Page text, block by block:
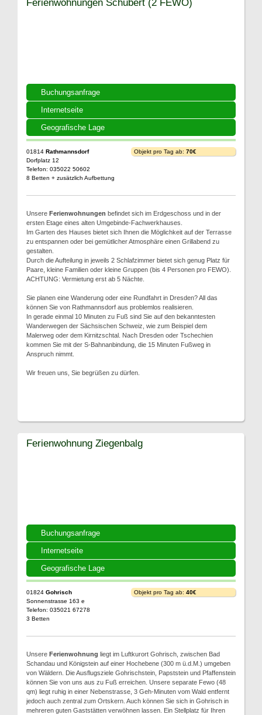
Buchungsanfrage
Internetseite
Geografische Lage
Ferienwohnungen Schubert (2 FEWO)
01814 Rathmannsdorf
Dorfplatz 12
Telefon: 035022 50602
8 Betten + zusätzlich Aufbettung
Objekt pro Tag ab: 70€
Unsere Ferienwohnungen befindet sich im Erdgeschoss und in der
ersten Etage eines alten Umgebinde-Fachwerkhauses.
Im Garten des Hauses bietet sich Ihnen die Möglichkeit auf der Terrasse
zu entspannen oder bei gemütlicher Atmosphäre einen Grillabend zu
gestalten.
Durch die Aufteilung in jeweils 2 Schlafzimmer bietet sich genug Platz für
Paare, kleine Familien oder kleine Gruppen (bis 4 Personen pro FEWO).
ACHTUNG: Vermietung erst ab 5 Nächte.
Sie planen eine Wanderung oder eine Rundfahrt in Dresden? All das
können Sie von Rathmannsdorf aus problemlos realisieren.
In gerade einmal 10 Minuten zu Fuß sind Sie auf den bekanntesten
Wanderwegen der Sächsischen Schweiz, wie zum Beispiel dem
Malerweg oder dem Kirnitzschtal. Nach Dresden oder Tschechien
kommen Sie mit der S-Bahnanbindung, die 15 Minuten Fußweg in
Anspruch nimmt.
Wir freuen uns, Sie begrüßen zu dürfen.
Buchungsanfrage
Internetseite
Geografische Lage
Ferienwohnung Ziegenbalg
01824 Gohrisch
Sonnenstrasse 163 e
Telefon: 035021 67278
3 Betten
Objekt pro Tag ab: 40€
Unsere Ferienwohnung liegt im Luftkurort Gohrisch, zwischen Bad
Schandau und Königstein auf einer Hochebene (300 m ü.d.M.) umgeben
von Wäldern. Die Ausflugsziele Gohrischstein, Papststein und Pfaffenstein
können Sie von uns aus zu Fuß erreichen. Unsere separate Fewo (48
qm) liegt ruhig in einer Nebenstrasse, 3 Geh-Minuten vom Wald entfernt
jedoch auch zentral zum Ortskern. Auch können Sie sich in Gohrisch in
mehreren guten Gaststätten verwöhnen lassen. Ein Stellplatz für Ihren